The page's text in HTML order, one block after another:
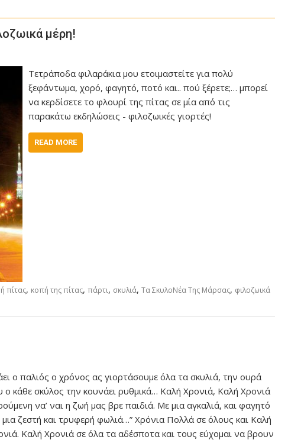
μέρη!
Τετράποδα φιλαράκια μου ετοιμαστείτε για πολύ
ξεφάντωμα, χορό, φαγητό, ποτό και.. πού ξέρετε;… μπορεί
να κερδίσετε το φλουρί της πίτας σε μία από τις
παρακάτω εκδηλώσεις - φιλοζωικές γιορτές!
READ MORE
πίτας, κοπή της πίτας, πάρτι, σκυλιά, Τα ΣκυλοΝέα Της Μάρσας, φιλοζωικά
ο παλιός ο χρόνος ας γιορτάσουμε όλα τα σκυλιά, την ουρά
ο κάθε σκύλος την κουνάει ρυθμικά… Καλή Χρονιά, Καλή Χρονιά
να’ ναι η ζωή μας βρε παιδιά. Με μια αγκαλιά, και φαγητό
μια ζεστή και τρυφερή φωλιά…” Χρόνια Πολλά σε όλους και Καλή
Καλή Χρονιά σε όλα τα αδέσποτα και τους εύχομαι να βρουν